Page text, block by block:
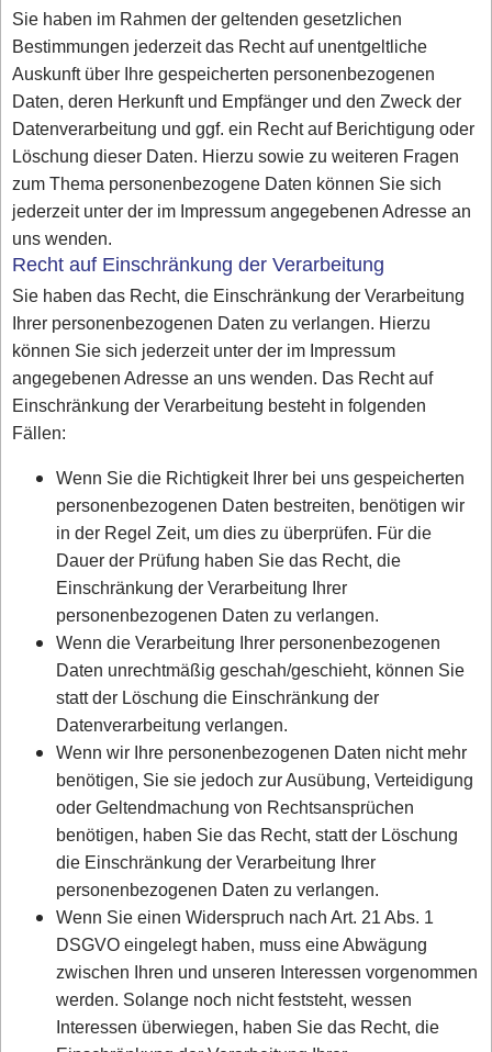
Sie haben im Rahmen der geltenden gesetzlichen
Bestimmungen jederzeit das Recht auf unentgeltliche
Auskunft über Ihre gespeicherten personenbezogenen
Daten, deren Herkunft und Empfänger und den Zweck der
Datenverarbeitung und ggf. ein Recht auf Berichtigung oder
Löschung dieser Daten. Hierzu sowie zu weiteren Fragen
zum Thema personenbezogene Daten können Sie sich
jederzeit unter der im Impressum angegebenen Adresse an
uns wenden.
Recht auf Einschränkung der Verarbeitung
Sie haben das Recht, die Einschränkung der Verarbeitung
Ihrer personenbezogenen Daten zu verlangen. Hierzu
können Sie sich jederzeit unter der im Impressum
angegebenen Adresse an uns wenden. Das Recht auf
Einschränkung der Verarbeitung besteht in folgenden
Fällen:
Wenn Sie die Richtigkeit Ihrer bei uns gespeicherten
personenbezogenen Daten bestreiten, benötigen wir
in der Regel Zeit, um dies zu überprüfen. Für die
Dauer der Prüfung haben Sie das Recht, die
Einschränkung der Verarbeitung Ihrer
personenbezogenen Daten zu verlangen.
Wenn die Verarbeitung Ihrer personenbezogenen
Daten unrechtmäßig geschah/geschieht, können Sie
statt der Löschung die Einschränkung der
Datenverarbeitung verlangen.
Wenn wir Ihre personenbezogenen Daten nicht mehr
benötigen, Sie sie jedoch zur Ausübung, Verteidigung
oder Geltendmachung von Rechtsansprüchen
benötigen, haben Sie das Recht, statt der Löschung
die Einschränkung der Verarbeitung Ihrer
personenbezogenen Daten zu verlangen.
Wenn Sie einen Widerspruch nach Art. 21 Abs. 1
DSGVO eingelegt haben, muss eine Abwägung
zwischen Ihren und unseren Interessen vorgenommen
werden. Solange noch nicht feststeht, wessen
Interessen überwiegen, haben Sie das Recht, die